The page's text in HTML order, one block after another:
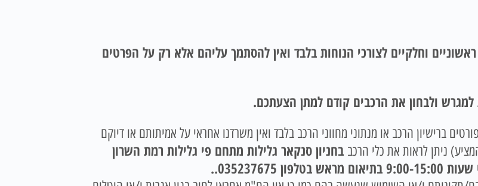
וחלקיים לצורכי הנוחות בלבד ואין להסתמך עליהם אלא רק על הפרטים
למגרש ולבחון את הרכבים קודם למתן הצעתכם.
ברישיון הרכב או מנתוני מחווני הרכב בלבד ואין משרדנו אחראי על אמיתותם או דיוקם
ניתן לראות את כלי הרכב בחניון סנקאר גלילות מתחם פי גלילות רמת השרון
.